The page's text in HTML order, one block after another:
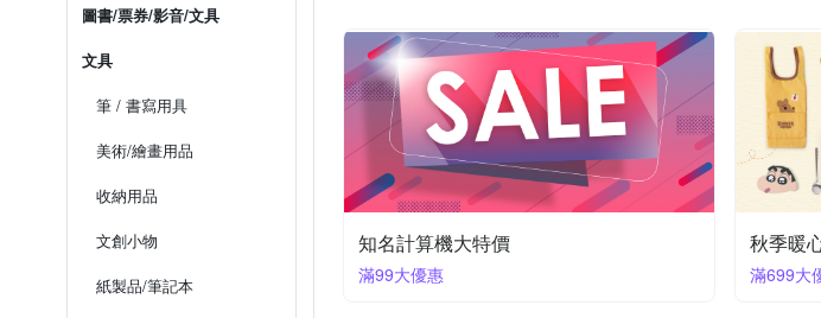
圖書/票券/影音/文具
文具
筆 / 書寫用具
美術/繪畫用品
收納用品
文創小物
紙製品/筆記本
知名計算機大特價
滿99大優惠 滿699大